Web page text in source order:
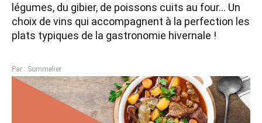
légumes, du gibier, de poissons cuits au four... Un
choix de vins qui accompagnent à la perfection les
plats typiques de la gastronomie hivernale !
Par : Sommelier